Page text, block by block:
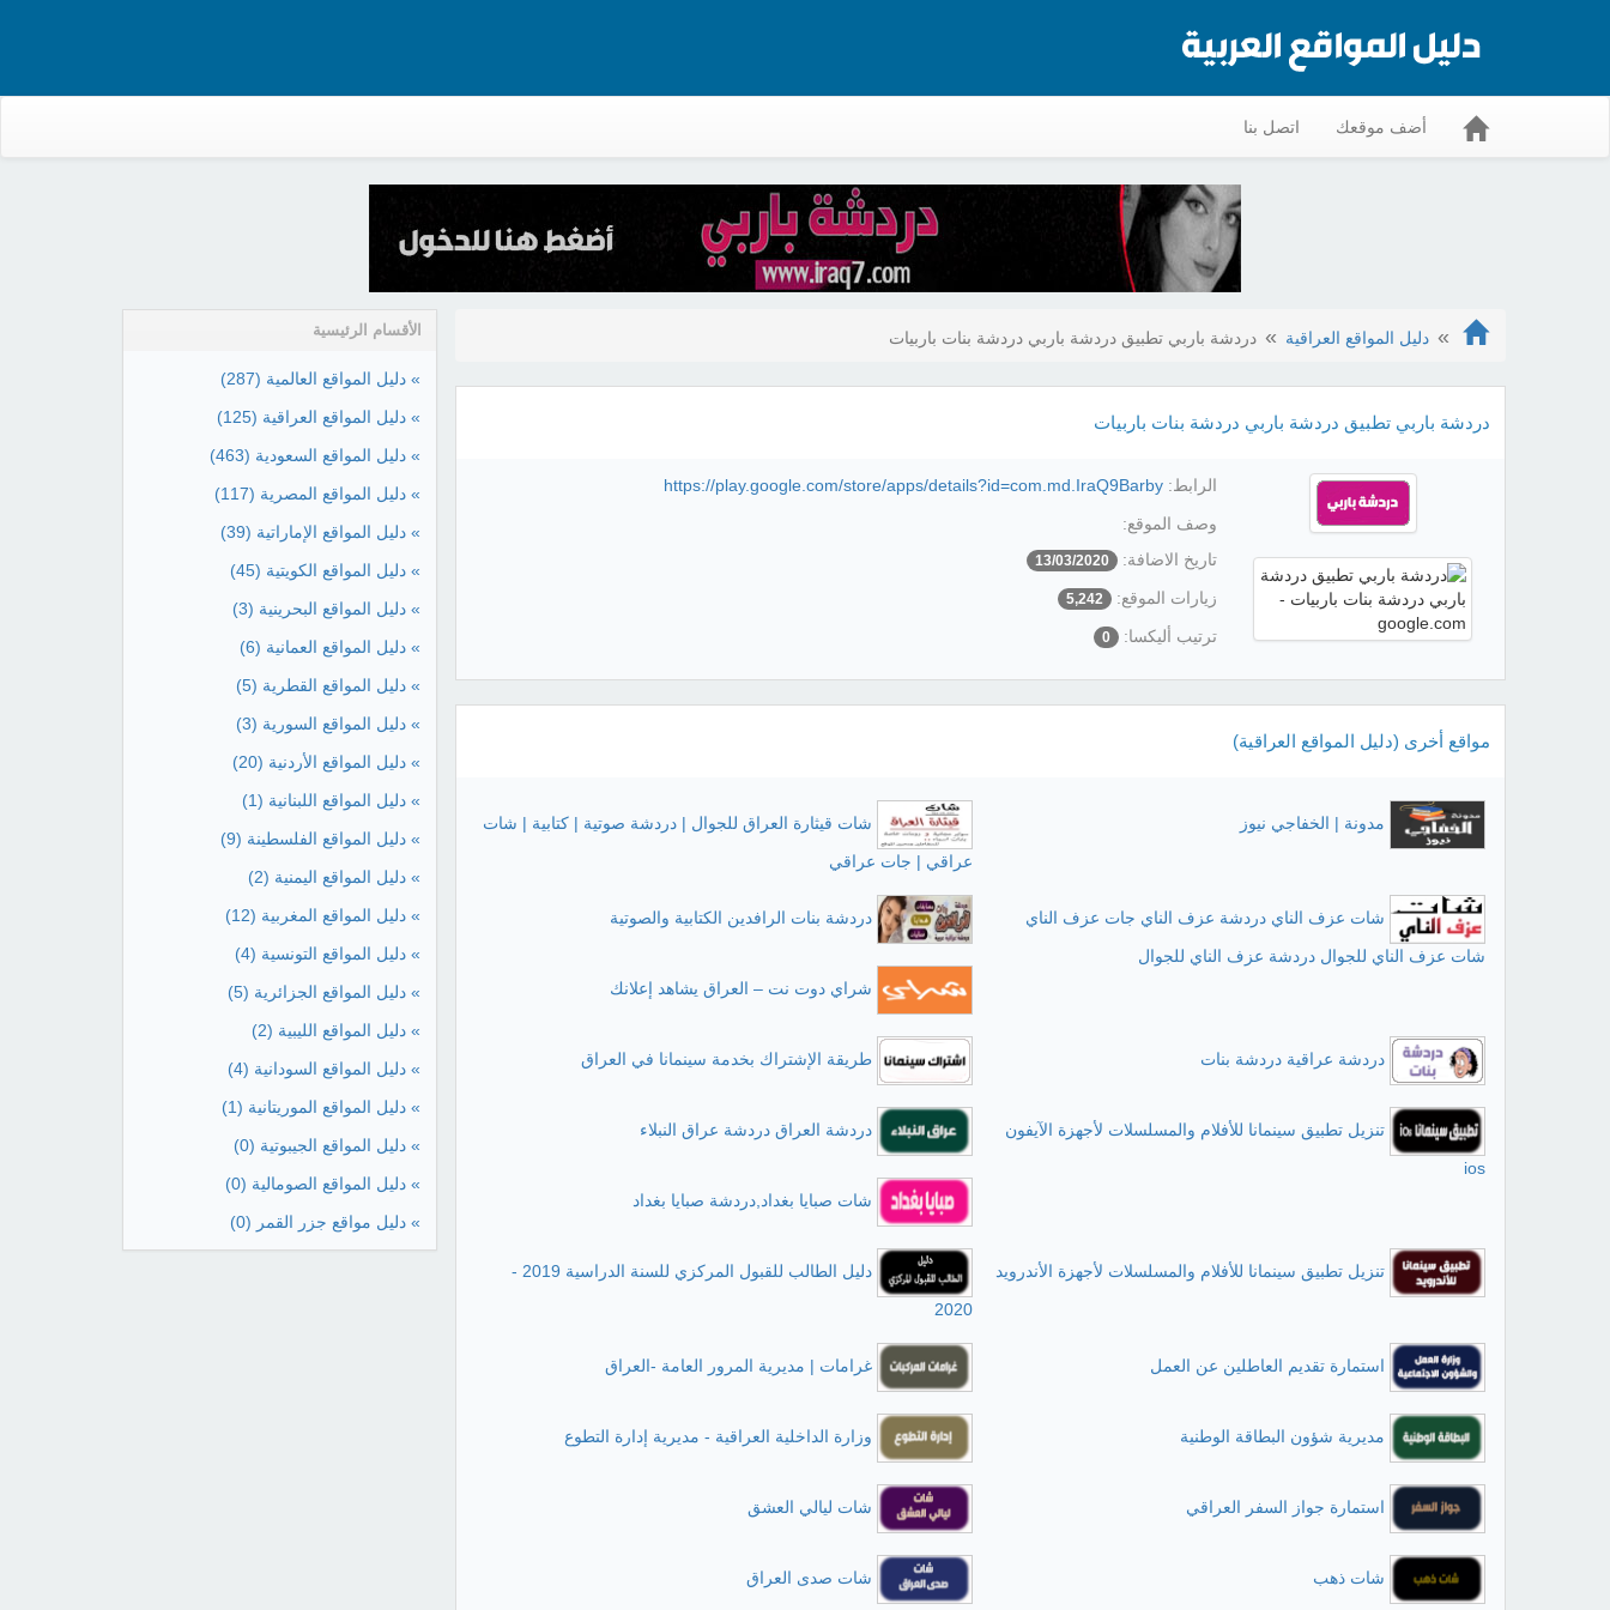
أضف موقعك اتصل بنا
دليل المواقع العراقية دردشة باربي تطبيق دردشة باربي دردشة بنات باربيات
دردشة باربي تطبيق دردشة باربي دردشة بنات باربيات
الرابط: https://play.google.com/store/apps/details?id=com.md.IraQ9Barby
وصف الموقع:
تاريخ الاضافة:
13/03/2020
زيارات الموقع: 5,242
ترتيب أليكسا: 0
مواقع أخرى (دليل المواقع العراقية)
مدونة | الخفاجي نيوز
شات قيثارة العراق للجوال | دردشة صوتية | كتابية | شات
عراقي | جات عراقي
شات عزف الناي دردشة عزف الناي جات عزف الناي
شات عزف الناي للجوال دردشة عزف الناي للجوال
دردشة بنات الرافدين الكتابية والصوتية
شراي دوت نت – العراق يشاهد إعلانك
دردشة عراقية دردشة بنات طريقة الإشتراك بخدمة سينمانا في العراق
تنزيل تطبيق سينمانا للأفلام والمسلسلات لأجهزة الآيفون
ios
دردشة العراق دردشة عراق النبلاء
شات صبايا بغداد,دردشة صبايا بغداد
تنزيل تطبيق سينمانا للأفلام والمسلسلات لأجهزة الأندرويد
دليل الطالب للقبول المركزي للسنة الدراسية 2019 -
2020
استمارة تقديم العاطلين عن العمل غرامات | مديرية المرور العامة -العراق
مديرية شؤون البطاقة الوطنية وزارة الداخلية العراقية - مديرية إدارة التطوع
استمارة جواز السفر العراقي شات ليالي العشق
شات ذهب شات صدى العراق
الأقسام الرئيسية
» دليل المواقع العالمية (287)
» دليل المواقع العراقية (125)
» دليل المواقع السعودية (463)
» دليل المواقع المصرية (117)
» دليل المواقع الإماراتية (39)
» دليل المواقع الكويتية (45)
» دليل المواقع البحرينية (3)
» دليل المواقع العمانية (6)
» دليل المواقع القطرية (5)
» دليل المواقع السورية (3)
» دليل المواقع الأردنية (20)
» دليل المواقع اللبنانية (1)
» دليل المواقع الفلسطينة (9)
» دليل المواقع اليمنية (2)
» دليل المواقع المغربية (12)
» دليل المواقع التونسية (4)
» دليل المواقع الجزائرية (5)
» دليل المواقع الليبية (2)
» دليل المواقع السودانية (4)
» دليل المواقع الموريتانية (1)
» دليل المواقع الجيبوتية (0)
» دليل المواقع الصومالية (0)
» دليل مواقع جزر القمر (0)